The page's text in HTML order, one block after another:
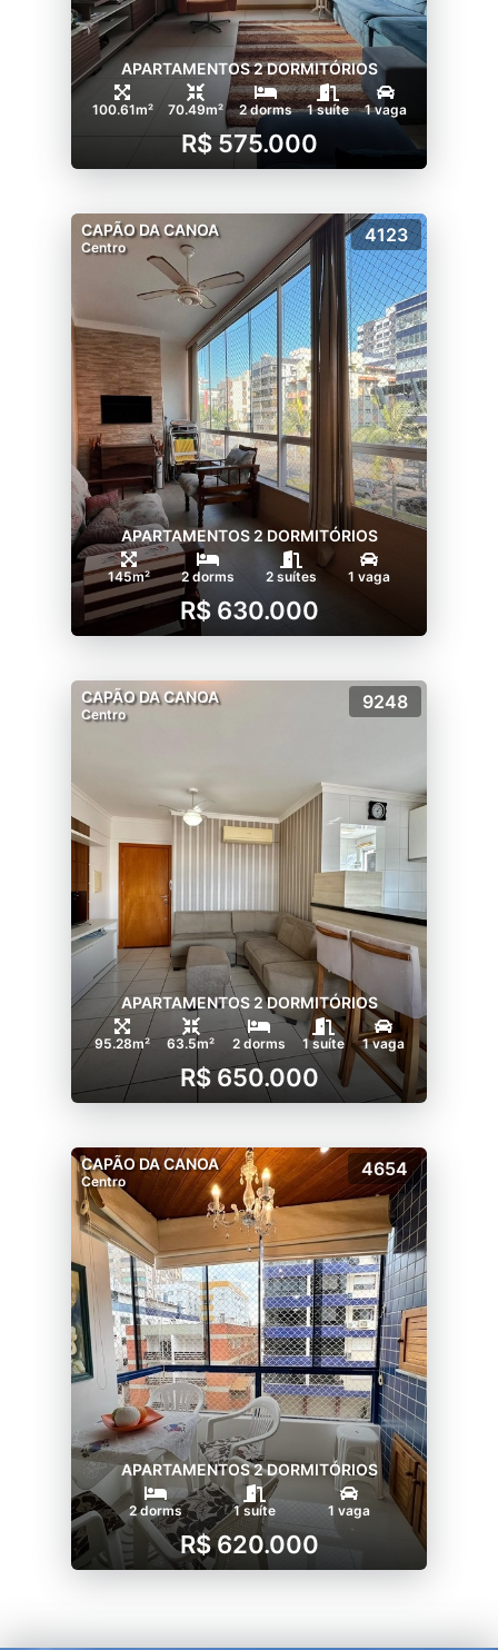
APARTAMENTOS 2 DORMITÓRIOS
100.61m² 70.49m² 2 dorms 1 suíte 1 vaga
R$ 575.000
CAPÃO DA CANOA
Centro
4123
APARTAMENTOS 2 DORMITÓRIOS
145m² 2 dorms 2 suítes 1 vaga
R$ 630.000
CAPÃO DA CANOA
Centro
9248
APARTAMENTOS 2 DORMITÓRIOS
95.28m² 63.5m² 2 dorms 1 suíte 1 vaga
R$ 650.000
CAPÃO DA CANOA
Centro
4654
APARTAMENTOS 2 DORMITÓRIOS
2 dorms 1 suíte 1 vaga
R$ 620.000